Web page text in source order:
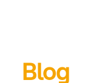
Blog